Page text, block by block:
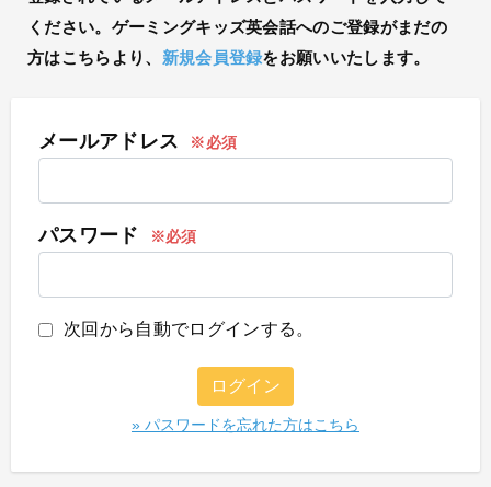
ください。ゲーミングキッズ英会話へのご登録がまだの
方はこちらより、 新規会員登録をお願いいたします。
メールアドレス
パスワード
次回から自動でログインする。